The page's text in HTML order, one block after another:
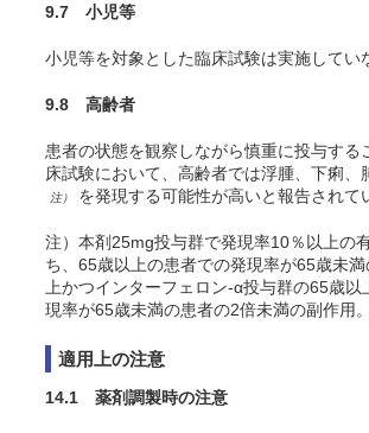
9.7 小児等
小児等を対象とした臨床試験は実施してい
9.8 高齢者
患者の状態を観察しながら慎重に投与する
床試験において、高齢者では浮腫、下痢、
注） を発現する可能性が高いと報告されて
注）本剤25mg投与群で発現率10％以上の
ち、65歳以上の患者での発現率が65歳未
上かつインターフェロン-α投与群の65歳以
現率が65歳未満の患者の2倍未満の副作用。
適用上の注意
14.1 薬剤調製時の注意